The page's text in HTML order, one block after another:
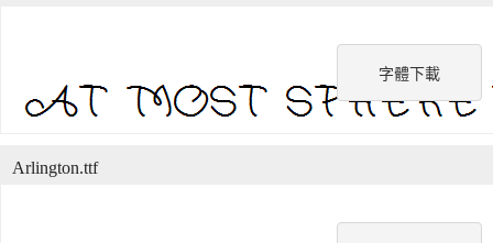
字體下載
Arlington.ttf